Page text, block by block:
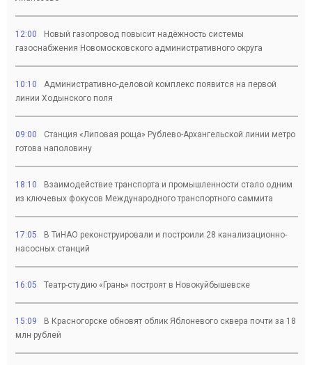
12:00
Новый газопровод повысит надёжность системы
газоснабжения Новомосковского административного округа
10:10
Административно-деловой комплекс появится на первой
линии Ходынского поля
09:00
Станция «Липовая роща» Рублево-Архангельской линии метро
готова наполовину
18:10
Взаимодействие транспорта и промышленности стало одним
из ключевых фокусов Международного транспортного саммита
17:05
В ТиНАО реконструировали и построили 28 канализационно-
насосных станций
16:05 Театр-студию «Грань» построят в Новокуйбышевске
15:09
В Красногорске обновят облик Яблоневого сквера почти за 18
млн рублей